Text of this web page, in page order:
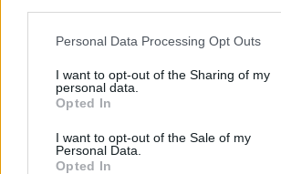
Personal Data Processing Opt Outs
I want to opt-out of the Sharing of my
personal data.
Opted In
I want to opt-out of the Sale of my
Personal Data.
Opted In
Αποδέχομαι τους
και την πολιτική απορρήτου